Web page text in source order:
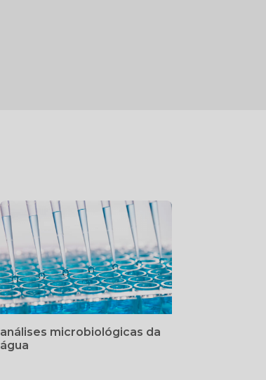
análises microbiológicas da
água